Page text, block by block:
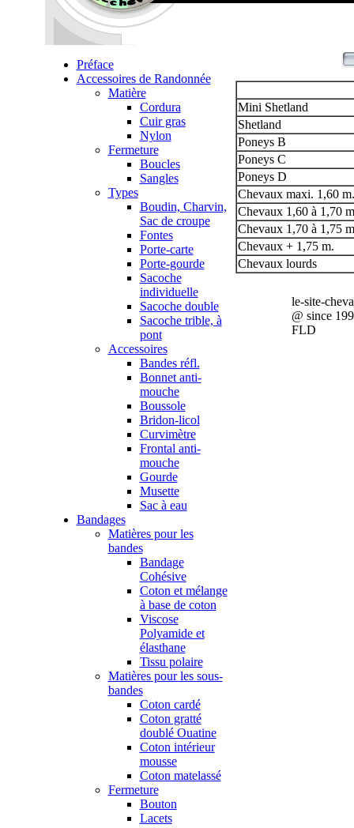
Préface
Accessoires de Randonnée
Matière
Cordura
Cuir gras
Nylon
Fermeture
Boucles
Sangles
Types
Boudin, Charvin,
Sac de croupe
Fontes
Porte-carte
Porte-gourde
Sacoche
individuelle
Sacoche double
Sacoche trible, à
pont
Accessoires
Bandes réfl.
Bonnet anti-
mouche
Boussole
Bridon-licol
Curvimètre
Frontal anti-
mouche
Gourde
Musette
Sac à eau
Bandages
Matières pour les
bandes
Bandage
Cohésive
Coton et mélange
à base de coton
Viscose
Polyamide et
élasthane
Tissu polaire
Matières pour les sous-
bandes
Coton cardé
Coton gratté
doublé Ouatine
Coton intérieur
mousse
Coton matelassé
Fermeture
Bouton
Lacets
Mini Shetland
Shetland
Poneys B
Poneys C
Poneys D
Chevaux maxi. 1,60 m.
Chevaux 1,60 à 1,70
Chevaux 1,70 à 1,75
Chevaux + 1,75 m.
Chevaux lourds
le-site-
@ since
FLD